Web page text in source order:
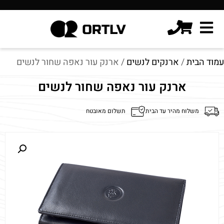
עמוד הבית/ארנקים לנשים/ ארנק עור נאפה שחור לנשים
ארנק עור נאפה שחור לנשים
משלוח מהיר עד הבית תשלום מאובטח